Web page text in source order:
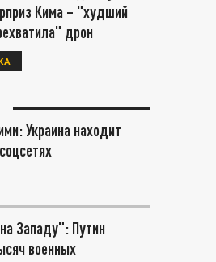
Кима – "худший
дрон
Украина находит
Западу": Путин
военных